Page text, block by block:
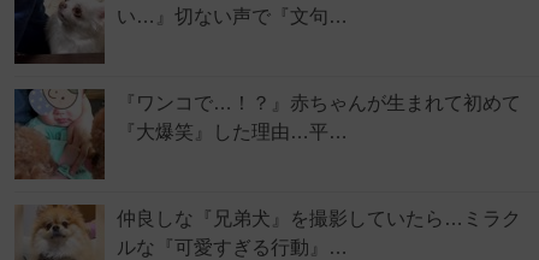
い…』切ない声で『文句…
『ワンコで…！？』赤ちゃんが生まれて初めて
『大爆笑』した理由…平…
仲良しな『兄弟犬』を撮影していたら…ミラク
ルな『可愛すぎる行動』…